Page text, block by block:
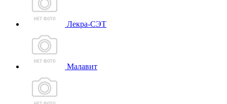
Лекра-СЭТ
Малавит